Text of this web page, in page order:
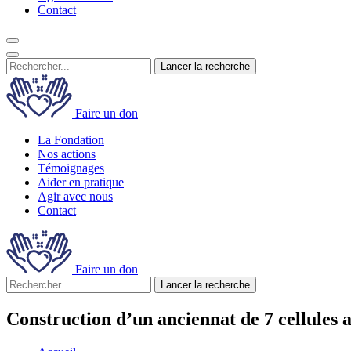
Contact
Lancer la recherche
Faire un don
La Fondation
Nos actions
Témoignages
Aider en pratique
Agir avec nous
Contact
Faire un don
Lancer la recherche
Construction d’un anciennat de 7 cellules